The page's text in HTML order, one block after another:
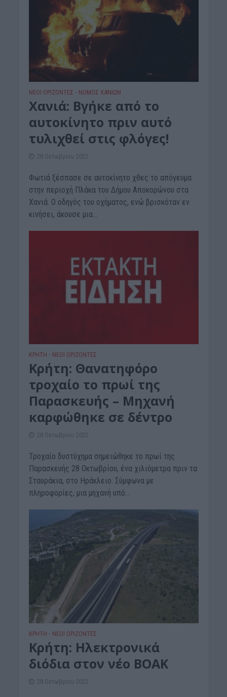
ΝΕΟΙ ΟΡΙΖΟΝΤΕΣ • ΝΟΜΌΣ ΧΑΝΊΩΝ
Χανιά: Βγήκε από το
αυτοκίνητο πριν αυτό
τυλιχθεί στις φλόγες!
28 Οκτωβρίου 2022
Φωτιά ξέσπασε σε αυτοκίνητο χθες το απόγευμα
στην περιοχή Πλάκα του Δήμου Αποκορώνου στα
Χανιά. Ο οδηγός του οχήματος, ενώ βρισκόταν εν
κινήσει, άκουσε μια...
ΚΡΗΤΗ • ΝΕΟΙ ΟΡΙΖΟΝΤΕΣ
Kρήτη: Θανατηφόρο
τροχαίο το πρωί της
Παρασκευής – Μηχανή
καρφώθηκε σε δέντρο
28 Οκτωβρίου 2022
Τροχαίο δυστύχημα σημειώθηκε το πρωί της
Παρασκευής 28 Οκτωβρίου, ένα χιλιόμετρα πριν τα
Σταυράκια, στο Ηράκλειο. Σύμφωνα με
πληροφορίες, μια μηχανή υπό...
ΚΡΗΤΗ • ΝΕΟΙ ΟΡΙΖΟΝΤΕΣ
Κρήτη: Ηλεκτρονικά
διόδια στον νέο ΒΟΑΚ
28 Οκτωβρίου 2022